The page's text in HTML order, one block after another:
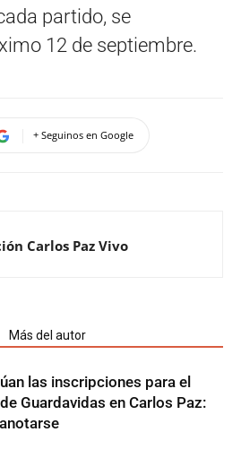
partido, se
12 de septiembre.
+ Seguinos en Google
Carlos Paz Vivo
Más del autor
las inscripciones para el
Guardavidas en Carlos Paz: